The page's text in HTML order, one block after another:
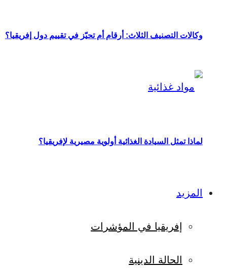
وكالات التصنيف الثلاث: أرقام أم تحيّز في تقييم دول إفريقيا؟
لماذا تمثل السيادة الغذائية أولوية مصيرية لإفريقيا؟
المزيد
إفريقيا في المؤشرات
الحالة الدينية